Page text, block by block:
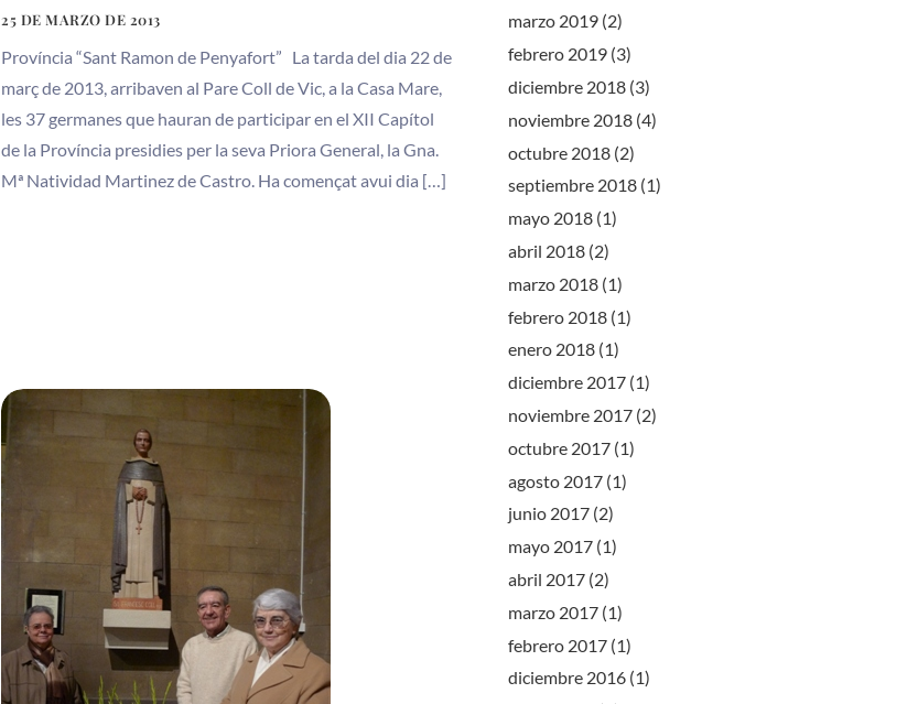
25 DE MARZO DE 2013
Província “Sant Ramon de Penyafort” La tarda del dia 22 de
març de 2013, arribaven al Pare Coll de Vic, a la Casa Mare,
les 37 germanes que hauran de participar en el XII Capítol
de la Província presidies per la seva Priora General, la Gna.
Mª Natividad Martinez de Castro. Ha començat avui dia […]
marzo 2019 (2)
febrero 2019 (3)
diciembre 2018 (3)
noviembre 2018 (4)
octubre 2018 (2)
septiembre 2018 (1)
mayo 2018 (1)
abril 2018 (2)
marzo 2018 (1)
febrero 2018 (1)
enero 2018 (1)
diciembre 2017 (1)
noviembre 2017 (2)
octubre 2017 (1)
agosto 2017 (1)
junio 2017 (2)
mayo 2017 (1)
abril 2017 (2)
marzo 2017 (1)
febrero 2017 (1)
diciembre 2016 (1)